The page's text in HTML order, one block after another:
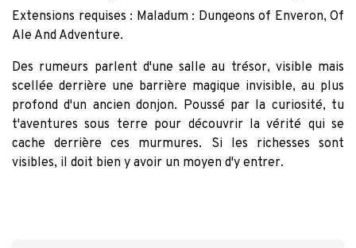
Extensions requises : Maladum : Dungeons of Enveron, Of
Ale And Adventure.
Des rumeurs parlent d'une salle au trésor, visible mais
scellée derrière une barrière magique invisible, au plus
profond d'un ancien donjon. Poussé par la curiosité, tu
t'aventures sous terre pour découvrir la vérité qui se
cache derrière ces murmures. Si les richesses sont
visibles, il doit bien y avoir un moyen d'y entrer.